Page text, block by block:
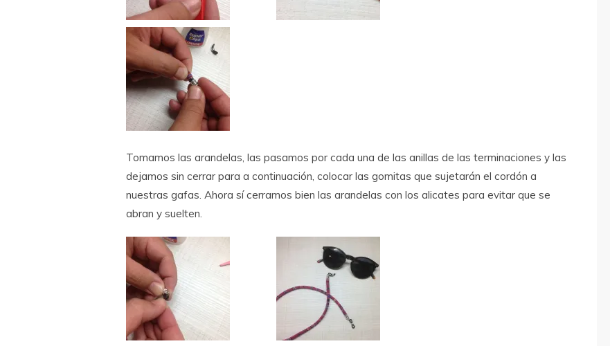
Tomamos las arandelas, las pasamos por cada una de las anillas de las terminaciones y las
dejamos sin cerrar para a continuación, colocar las gomitas que sujetarán el cordón a
nuestras gafas. Ahora sí cerramos bien las arandelas con los alicates para evitar que se
abran y suelten.